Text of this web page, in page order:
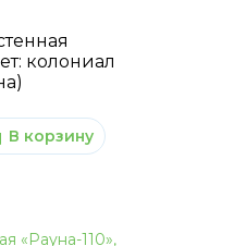
колониал
В корзину